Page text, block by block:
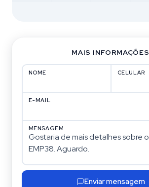
MAIS INFORMAÇÕES
NOME CELULAR
E-MAIL
MENSAGEM
Enviar mensagem